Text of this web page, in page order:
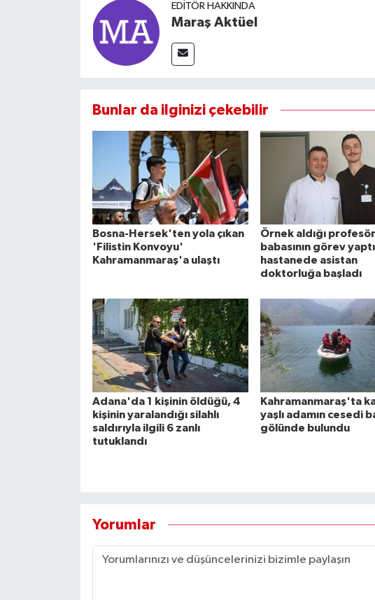
EDITÖR HAKKINDA
Maraş Aktüel
Bunlar da ilginizi çekebilir
Bosna-Hersek'ten yola çıkan
'Filistin Konvoyu'
Kahramanmaraş'a ulaştı
Örnek aldığı profesör
babasının görev
hastanede asistan
doktorluğa başladı
Adana'da 1 kişinin öldüğü, 4
kişinin yaralandığı silahlı
saldırıyla ilgili 6 zanlı
tutuklandı
Kahramanmaraş'ta
yaşlı adamın cesedi
gölünde bulundu
Yorumlar